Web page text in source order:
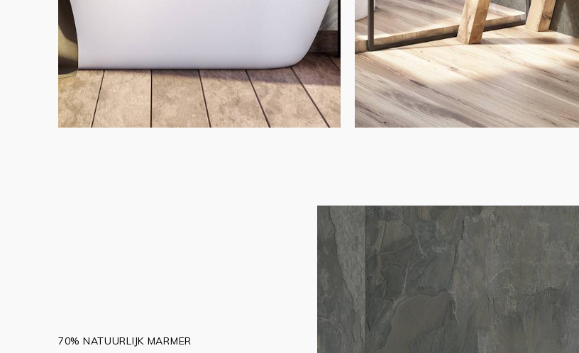
70% NATUURLIJK MARMER